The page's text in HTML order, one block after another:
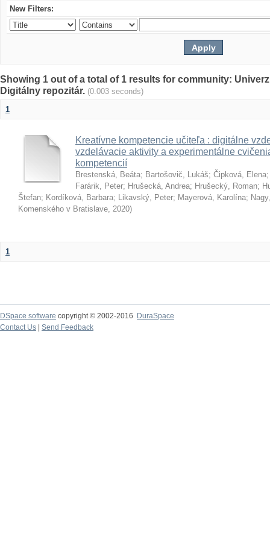
New Filters:
Showing 1 out of a total of 1 results for community:
Digitálny repozitár. (0.003 seconds)
1
Kreatívne kompetencie učiteľa : digitálne
vzdelávacie aktivity a experimentálne
kompetencií
Brestenská, Beáta; Bartošovič, Lukáš; Čipková, Elena
Farárik, Peter; Hrušecká, Andrea; Hrušecký, Roman;
Štefan; Kordíková, Barbara; Likavský, Peter; Mayerová, Karolína;
Komenského v Bratislave, 2020)
1
DSpace software copyright © 2002-2016
DuraSpace
Contact Us
Send Feedback